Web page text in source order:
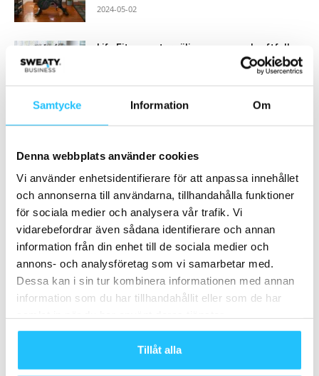
Samtycke Information Om
Denna webbplats använder cookies
Vi använder enhetsidentifierare för att anpassa innehållet
och annonserna till användarna, tillhandahålla funktioner
för sociala medier och analysera vår trafik. Vi
vidarebefordrar även sådana identifierare och annan
information från din enhet till de sociala medier och
annons- och analysföretag som vi samarbetar med.
Dessa kan i sin tur kombinera informationen med annan
information som du har tillhandahållit eller som de har
Tillåt alla
2024-05-02
Life Fitness storsäljare – nu mer kraftfull
HETAST JUST NU
Monte Feliz
F45 Training provar nya vägar
hotellmarknaden och...